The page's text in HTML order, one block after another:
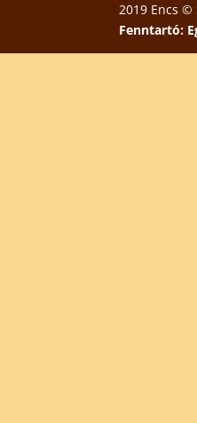
2019 Encs
Fenntartó: